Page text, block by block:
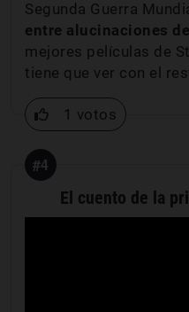
Segunda Guerra
entre alucinaciones
mejores películas de
tiene que ver con el
1 votos
#4
El cuento de la